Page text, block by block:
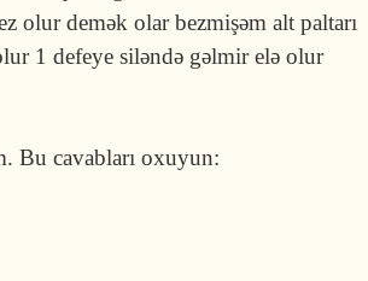
olur demək olar bezmişəm alt paltarı
1 defeye siləndə gəlmir elə olur
Bu cavabları oxuyun: